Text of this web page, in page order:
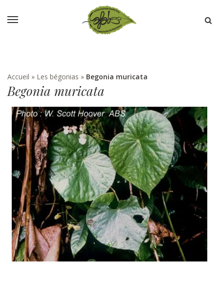
Accueil » Les bégonias » Begonia muricata
Begonia muricata